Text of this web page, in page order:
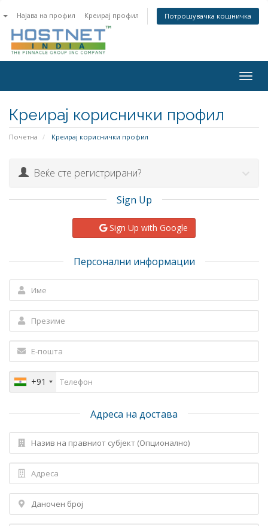
Најава на профил Креирај профил Потрошувачка кошничка
Креирај кориснички профил
Почетна Креирај кориснички профил
Веќе сте регистрирани?
Sign Up
Sign Up with Google
Персонални информации
+91
Адреса на достава